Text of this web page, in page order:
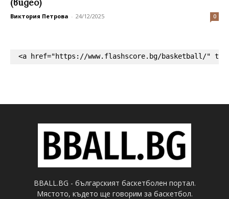
(видео)
Виктория Петрова - 24/12/2025 0
<a href="https://www.flashscore.bg/basketball/"
BBALL.BG - българският баскетболен портал.
Мястото, където ще говорим за баскетбол.